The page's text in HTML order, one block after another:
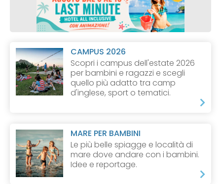
CAMPUS 2026
Scopri i campus dell'estate 2026
per bambini e ragazzi e scegli
quello più adatto tra camp
d'inglese, sport o tematici.
MARE PER BAMBINI
Le più belle spiagge e località di
mare dove andare con i bambini.
Idee e reportage.